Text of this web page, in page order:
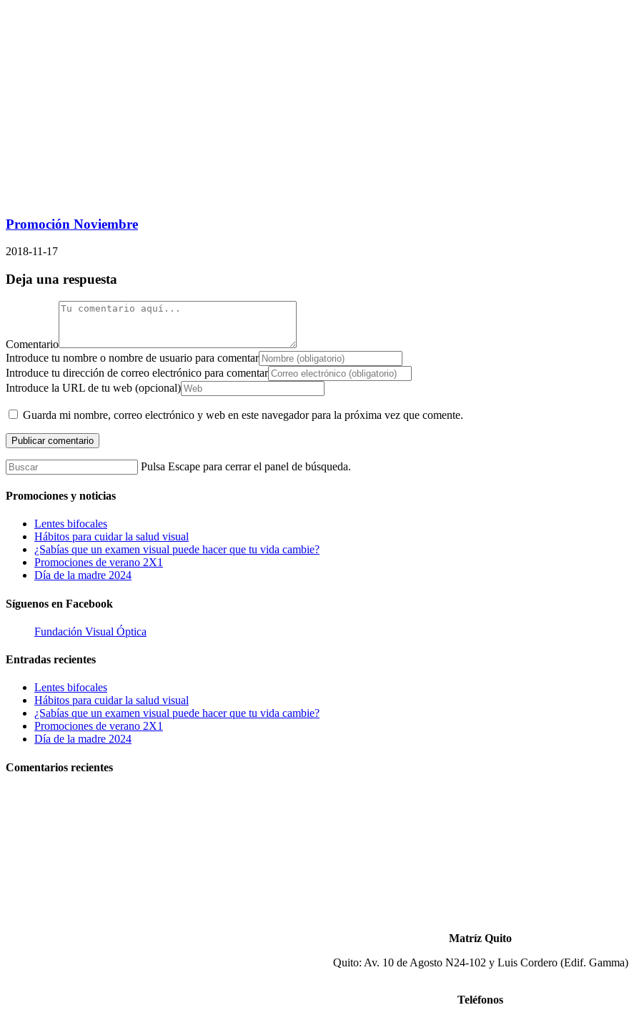
Promoción Noviembre
2018-11-17
Deja una respuesta
Comentario
Introduce tu nombre o nombre de usuario para comentar
Introduce tu dirección de correo electrónico para comentar
Introduce la URL de tu web (opcional)
Guarda mi nombre, correo electrónico y web en este navegador para la próxima vez que comente.
Pulsa Escape para cerrar el panel de búsqueda.
Promociones y noticias
Lentes bifocales
Hábitos para cuidar la salud visual
¿Sabías que un examen visual puede hacer que tu vida cambie?
Promociones de verano 2X1
Día de la madre 2024
Síguenos en Facebook
Fundación Visual Óptica
Entradas recientes
Lentes bifocales
Hábitos para cuidar la salud visual
¿Sabías que un examen visual puede hacer que tu vida cambie?
Promociones de verano 2X1
Día de la madre 2024
Comentarios recientes
Matríz Quito
Quito: Av. 10 de Agosto N24-102 y Luis Cordero (Edif. Gamma)
Teléfonos